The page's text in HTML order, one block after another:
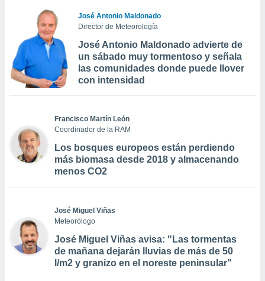
José Antonio Maldonado
Director de Meteorología
José Antonio Maldonado advierte de
un sábado muy tormentoso y señala
las comunidades donde puede llover
con intensidad
Francisco Martín León
Coordinador de la RAM
Los bosques europeos están perdiendo
más biomasa desde 2018 y almacenando
menos CO2
José Miguel Viñas
Meteorólogo
José Miguel Viñas avisa: "Las tormentas
de mañana dejarán lluvias de más de 50
l/m2 y granizo en el noreste peninsular"